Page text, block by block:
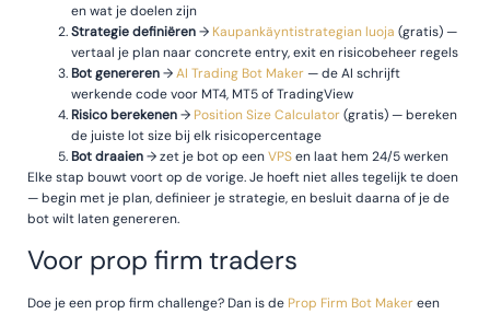
en wat je doelen zijn
Strategie definiëren→ Kaupankäyntistrategian luoja (gratis) —
vertaal je plan naar concrete entry, exit en risicobeheer regels
Bot genereren→AI Trading Bot Maker— de AI schrijft
werkende code voor MT4, MT5 of TradingView
Risico berekenen→ Position Size Calculator(gratis) — bereken
de juiste lot size bij elk risicopercentage
Bot draaien→ zet je bot op eenVPSen laat hem 24/5 werken
Elke stap bouwt voort op de vorige. Je hoeft niet alles tegelijk te doen
— begin met je plan, definieer je strategie, en besluit daarna of je de
bot wilt laten genereren.
Voor prop firm traders
Doe je een prop firm challenge? Dan is de Prop Firm Bot Makereen